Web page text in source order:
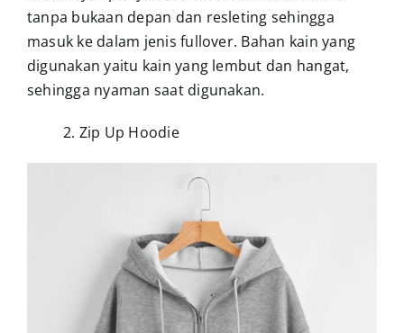
tanpa bukaan depan dan resleting sehingga
masuk ke dalam jenis fullover. Bahan kain yang
digunakan yaitu kain yang lembut dan hangat,
sehingga nyaman saat digunakan.
2. Zip Up Hoodie